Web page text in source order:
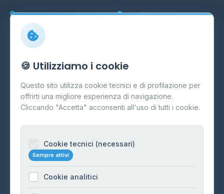
Marche Veneto
Info
Cos'è il GPL
FAQ
Contatti
Informazioni legali
Cookie Policy
🍪 Utilizziamo i cookie
Questo sito utilizza cookie tecnici e di profilazione per
offrirti una migliore esperienza di navigazione.
Cliccando "Accetta" acconsenti all'uso di tutti i cookie.
Cookie tecnici (necessari)
Sempre attivi
Cookie analitici